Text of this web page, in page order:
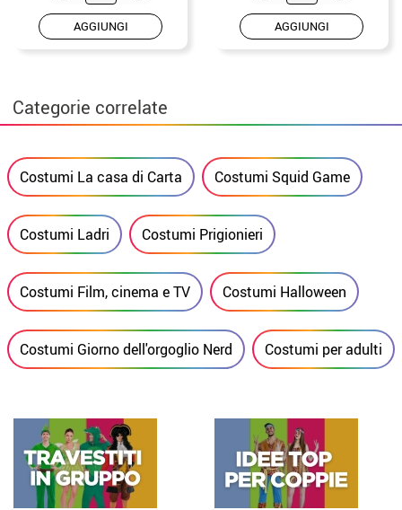
AGGIUNGI AGGIUNGI
Categorie correlate
Costumi La casa di Carta Costumi Squid Game
Costumi Ladri Costumi Prigionieri
Costumi Film, cinema e TV Costumi Halloween
Costumi Giorno dell'orgoglio Nerd Costumi per adulti